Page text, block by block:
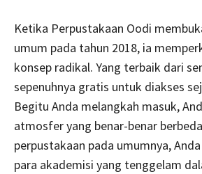
Ketika Perpustakaan Oodi
umum pada tahun 2018, ia
konsep radikal. Yang terbaik dari
sepenuhnya gratis untuk diakses
Begitu Anda melangkah masuk,
atmosfer yang benar-benar
perpustakaan pada umumnya,
para akademisi yang tenggelam